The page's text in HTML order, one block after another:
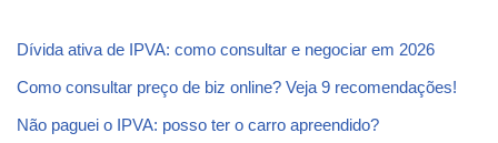
Dívida ativa de IPVA: como consultar e negociar em 2026
Como consultar preço de biz online? Veja 9 recomendações!
Não paguei o IPVA: posso ter o carro apreendido?